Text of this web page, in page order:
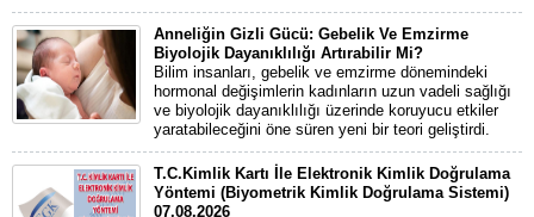
Anneliğin Gizli Gücü: Gebelik Ve Emzirme
Biyolojik Dayanıklılığı Artırabilir Mi?
Bilim insanları, gebelik ve emzirme dönemindeki
hormonal değişimlerin kadınların uzun vadeli sağlığı
ve biyolojik dayanıklılığı üzerinde koruyucu etkiler
yaratabileceğini öne süren yeni bir teori geliştirdi.
T.C.Kimlik Kartı İle Elektronik Kimlik Doğrulama
Yöntemi (Biyometrik Kimlik Doğrulama Sistemi)
07.08.2026